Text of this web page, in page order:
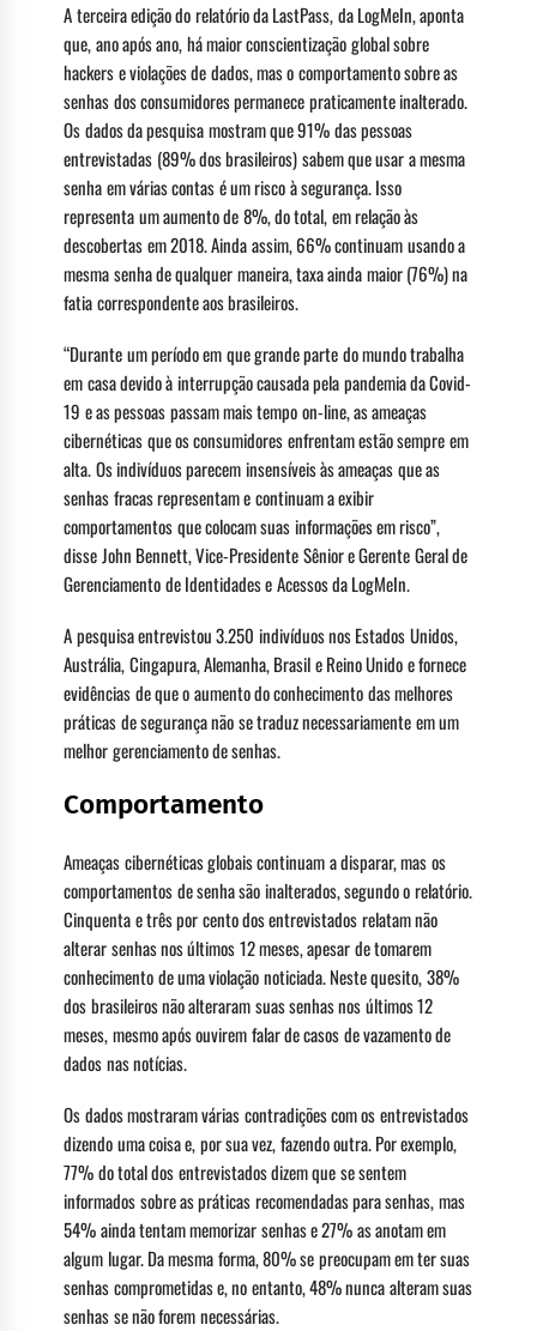
A terceira edição do relatório da LastPass, da LogMeIn, aponta
que, ano após ano, há maior conscientização global sobre
hackers e violações de dados, mas o comportamento sobre as
senhas dos consumidores permanece praticamente inalterado.
Os dados da pesquisa mostram que 91% das pessoas
entrevistadas (89% dos brasileiros) sabem que usar a mesma
senha em várias contas é um risco à segurança. Isso
representa um aumento de 8%, do total, em relação às
descobertas em 2018. Ainda assim, 66% continuam usando a
mesma senha de qualquer maneira, taxa ainda maior (76%) na
fatia correspondente aos brasileiros.
“Durante um período em que grande parte do mundo trabalha
em casa devido à interrupção causada pela pandemia da Covid-
19 e as pessoas passam mais tempo on-line, as ameaças
cibernéticas que os consumidores enfrentam estão sempre em
alta. Os indivíduos parecem insensíveis às ameaças que as
senhas fracas representam e continuam a exibir
comportamentos que colocam suas informações em risco”,
disse John Bennett, Vice-Presidente Sênior e Gerente Geral de
Gerenciamento de Identidades e Acessos da LogMeIn.
A pesquisa entrevistou 3.250 indivíduos nos Estados Unidos,
Austrália, Cingapura, Alemanha, Brasil e Reino Unido e fornece
evidências de que o aumento do conhecimento das melhores
práticas de segurança não se traduz necessariamente em um
melhor gerenciamento de senhas.
Comportamento
Ameaças cibernéticas globais continuam a disparar, mas os
comportamentos de senha são inalterados, segundo o relatório.
Cinquenta e três por cento dos entrevistados relatam não
alterar senhas nos últimos 12 meses, apesar de tomarem
conhecimento de uma violação noticiada. Neste quesito, 38%
dos brasileiros não alteraram suas senhas nos últimos 12
meses, mesmo após ouvirem falar de casos de vazamento de
dados nas notícias.
Os dados mostraram várias contradições com os entrevistados
dizendo uma coisa e, por sua vez, fazendo outra. Por exemplo,
77% do total dos entrevistados dizem que se sentem
informados sobre as práticas recomendadas para senhas, mas
54% ainda tentam memorizar senhas e 27% as anotam em
algum lugar. Da mesma forma, 80% se preocupam em ter suas
senhas comprometidas e, no entanto, 48% nunca alteram suas
senhas se não forem necessárias.